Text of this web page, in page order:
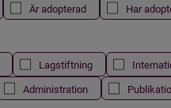
Är adopterad Har
Lagstiftning
Administration